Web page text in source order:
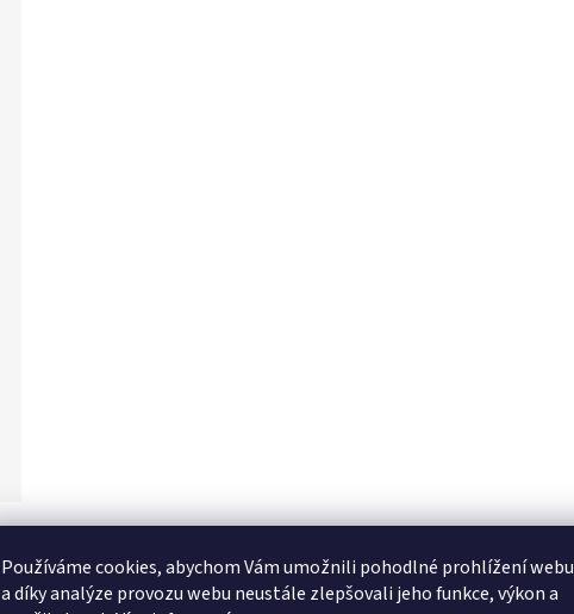
Používáme cookies, abychom Vám umožnili pohodlné prohlížení webu
a díky analýze provozu webu neustále zlepšovali jeho funkce, výkon a